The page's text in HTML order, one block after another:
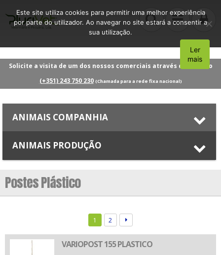
Solicite a visita de um dos nossos comerciais através do número
(+351) 243 750 230 (Chamada para a rede fixa nacional)
ANIMAIS COMPANHIA
ANIMAIS PRODUÇÃO
Postes Plástico
1 2
VARIOPOST 155 PLASTICO
Este site utiliza cookies para permitir uma melhor experiência
por parte do utilizador. Ao navegar no site estará a consentir a
sua utilização.
Aceito
Ler
mais